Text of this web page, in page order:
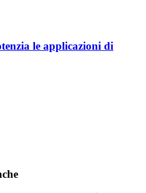
le applicazioni di